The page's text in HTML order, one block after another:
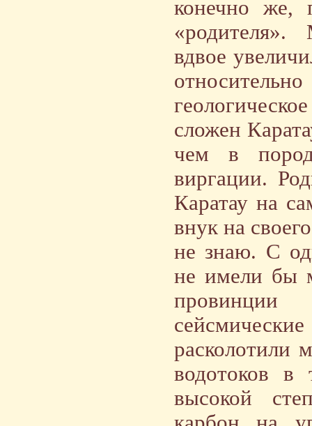
конечно же,
вдвое
сложен
чем в
виргации.
Каратау на
внук на
не знаю. С
не имели бы
расколотили
водотоков в
высокой